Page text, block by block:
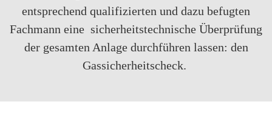
entsprechend qualifizierten und dazu befugten
Fachmann eine sicherheitstechnische Überprüfung
der gesamten Anlage durchführen lassen: den
Gassicherheitscheck.